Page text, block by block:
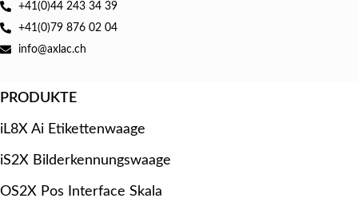
+41(0)44 243 34 39
+41(0)79 876 02 04
info@axlac.ch
PRODUKTE
iL8X Ai Etikettenwaage
iS2X Bilderkennungswaage
OS2X Pos Interface Skala